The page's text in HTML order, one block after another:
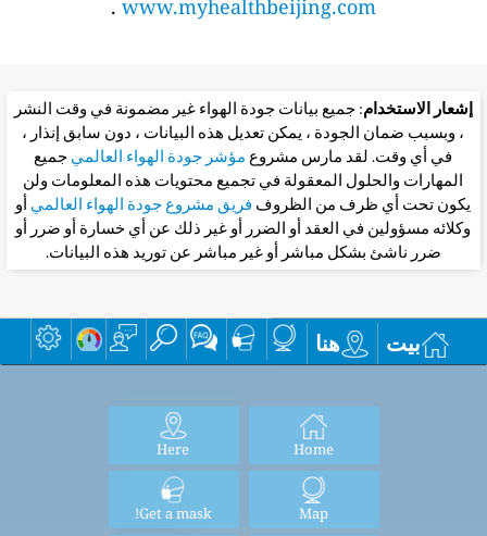
www.myhealthbeijing.com
.
إشعار الاستخدام: جميع بيانات جودة الهواء غير مضمونة في وقت النشر
، وبسبب ضمان الجودة ، يمكن تعديل هذه البيانات ، دون سابق إنذار ،
في أي وقت. لقد مارس مشروعمؤشر جودة الهواء العالميجميع
المهارات والحلول المعقولة في تجميع محتويات هذه المعلومات ولن
يكون تحت أي ظرف من الظروففريق مشروع جودة الهواء العالميأو
وكلائه مسؤولين في العقد أو الضرر أو غير ذلك عن أي خسارة أو ضرر أو
ضرر ناشئ بشكل مباشر أو غير مباشر عن توريد هذه البيانات.
بيت هنا
Home
Here
Map
Get a mask!